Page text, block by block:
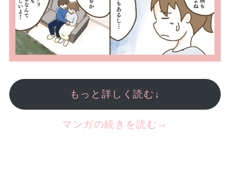
もっと詳しく読む↓
マンガの続きを読む→